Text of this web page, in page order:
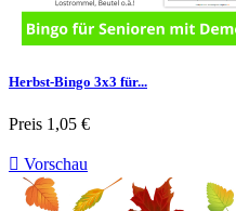
Herbst-Bingo 3x3 für...
Preis 1,05 €
 Vorschau